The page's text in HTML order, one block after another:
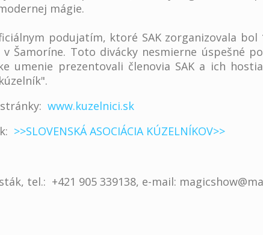
mágie.
podujatím, ktoré SAK zorganizovala bol
v Šamoríne. Toto divácky nesmierne úspešné
umenie prezentovali členovia SAK a ich
www.kuzelnici.sk
>>SLOVENSKÁ ASOCIÁCIA KÚZELNÍKOV>>
tel.: +421 905 339138, e-mail: